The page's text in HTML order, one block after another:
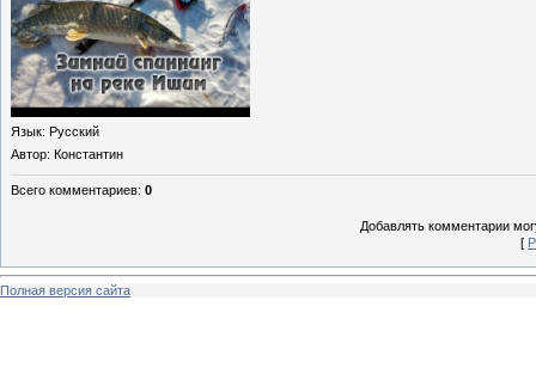
Язык: Русский
Автор: Константин
Всего комментариев: 0
Добавлять комментарии
[
Полная версия сайта